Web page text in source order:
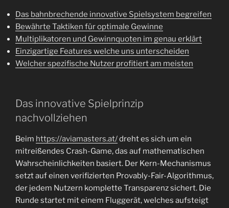
Das bahnbrechende innovative Spielsystem begreifen
Bewährte Taktiken für optimale Gewinne
Multiplikatoren und Gewinnquoten im genau erklärt
Einzigartige Features welche uns unterscheiden
Welcher spezifische Nutzer profitiert am meisten
Das innovative Spielprinzip
nachvollziehen
Beim https://aviamasters.at/dreht es sich um ein
mitreißendes Crash-Game, das auf mathematischen
Wahrscheinlichkeiten basiert. Der Kern-Mechanismus
setzt auf einen verifizierten Provably-Fair-Algorithmus,
der jedem Nutzern komplette Transparenz sichert. Die
Runde startet mit einem Fluggerät, welches aufsteigt